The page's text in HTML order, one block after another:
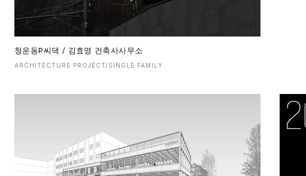
청운동P씨댁 / 김효영 건축사사무소
ARCHITECTURE PROJECT/SINGLE FAMILY